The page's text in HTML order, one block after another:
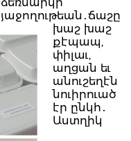
յաջողութեան․ճաշը
խաշ խաշ
քէպապ,
փիլաւ,
աղցան եւ
անուշեղէն
նուիրուած
էր ընկհ․
Աստղիկ